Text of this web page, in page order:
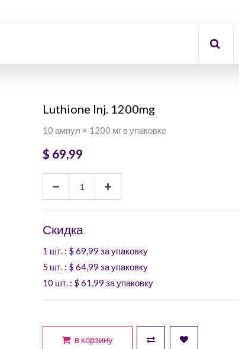
Luthione Inj. 1200mg
10 ампул × 1200 мг в упаковке
$ 69,99
Скидка
1 шт. : $ 69,99 за упаковку
5 шт. : $ 64,99 за упаковку
10 шт. : $ 61,99 за упаковку
в корзину